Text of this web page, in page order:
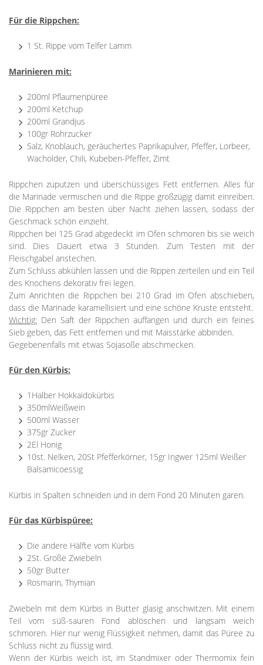
Für die Rippchen:
1 St. Rippe vom Telfer Lamm
Marinieren mit:
200ml Pflaumenpüree
200ml Ketchup
200ml Grandjus
100gr Rohrzucker
Salz, Knoblauch, geräuchertes Paprikapulver, Pfeffer, Lorbeer,
Wacholder, Chili, Kubeben-Pfeffer, Zimt
Rippchen zuputzen und überschüssiges Fett entfernen. Alles für
die Marinade vermischen und die Rippe großzügig damit einreiben.
Die Rippchen am besten über Nacht ziehen lassen, sodass der
Geschmack schön einzieht.
Rippchen bei 125 Grad abgedeckt im Ofen schmoren bis sie weich
sind. Dies Dauert etwa 3 Stunden. Zum Testen mit der
Fleischgabel anstechen.
Zum Schluss abkühlen lassen und die Rippen zerteilen und ein Teil
des Knochens dekorativ frei legen.
Zum Anrichten die Rippchen bei 210 Grad im Ofen abschieben,
dass die Marinade karamellisiert und eine schöne Kruste entsteht.
Wichtig: Den Saft der Rippchen auffangen und durch ein feines
Sieb geben, das Fett entfernen und mit Maisstärke abbinden.
Gegebenenfalls mit etwas Sojasoße abschmecken.
Für den Kürbis:
1Halber Hokkaidokürbis
350mlWeißwein
500ml Wasser
375gr Zucker
2El Honig
10st. Nelken, 20St Pfefferkörner, 15gr Ingwer 125ml Weißer
Balsamicoessig
Kürbis in Spalten schneiden und in dem Fond 20 Minuten garen.
Für das Kürbispüree:
Die andere Hälfte vom Kürbis
2St. Große Zwiebeln
50gr Butter
Rosmarin, Thymian
Zwiebeln mit dem Kürbis in Butter glasig anschwitzen. Mit einem
Teil vom süß-sauren Fond ablöschen und langsam weich
schmoren. Hier nur wenig Flüssigkeit nehmen, damit das Püree zu
Schluss nicht zu flüssig wird.
Wenn der Kürbis weich ist, im Standmixer oder Thermomix fein